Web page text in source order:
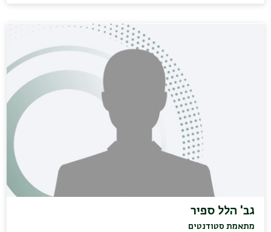
גב' הלל ספיר
מתאמת סטודנטים